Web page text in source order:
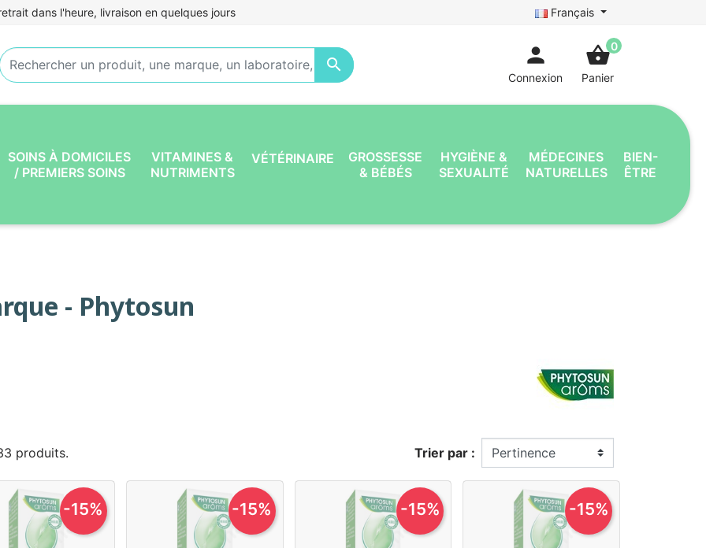
dans l'heure, livraison en quelques jours Français
 person
Connexion
shopping_basket0
Panier
SOINS À DOMICILES
/ PREMIERS SOINS
VITAMINES &
NUTRIMENTS
VÉTÉRINAIRE
GROSSESSE
& BÉBÉS
HYGIÈNE &
SEXUALITÉ
MÉDECINES
NATURELLES
BIEN-
ÊTRE
- Phytosun
produits. Trier par :
-15% -15% -15% -15%